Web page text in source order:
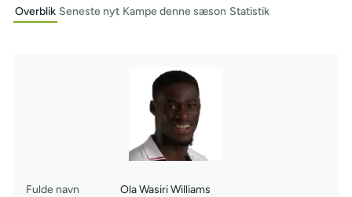
Overblik Seneste nyt Kampe denne sæson Statistik
Fulde navn
Ola Wasiri Williams